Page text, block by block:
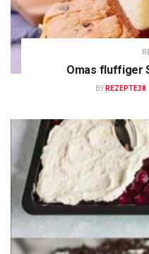
Omas fluffiger
BY REZEPTE38